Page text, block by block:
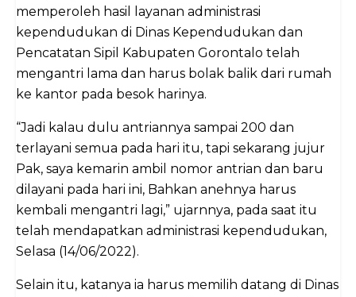
memperoleh hasil layanan administrasi
kependudukan di Dinas Kependudukan dan
Pencatatan Sipil Kabupaten Gorontalo telah
mengantri lama dan harus bolak balik dari rumah
ke kantor pada besok harinya.
“Jadi kalau dulu antriannya sampai 200 dan
terlayani semua pada hari itu, tapi sekarang jujur
Pak, saya kemarin ambil nomor antrian dan baru
dilayani pada hari ini, Bahkan anehnya harus
kembali mengantri lagi,” ujarnnya, pada saat itu
telah mendapatkan administrasi kependudukan,
Selasa (14/06/2022).
Selain itu, katanya ia harus memilih datang di Dinas